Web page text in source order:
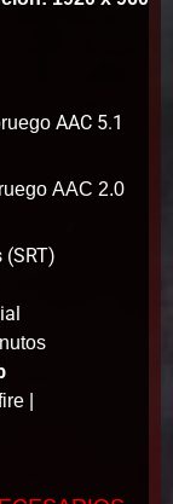
AAC 5.1
AAC 2.0
|